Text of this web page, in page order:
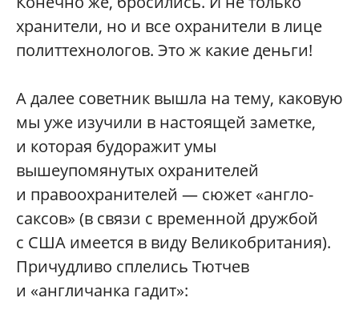
хранители, но и все охранители в лице
политтехнологов. Это ж какие деньги!
А далее советник вышла на тему, каковую
мы уже изучили в настоящей заметке,
и которая будоражит умы
вышеупомянутых охранителей
и правоохранителей — сюжет «англо-
саксов» (в связи с временной дружбой
с США имеется в виду Великобритания).
Причудливо сплелись Тютчев
и «англичанка гадит»: